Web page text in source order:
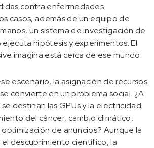
contra enfermedades
casos, además de un equipo de
un sistema de investigación de
hipótesis y experimentos. El
imagina está cerca de ese mundo.
escenario, la asignación de recursos
convierte en un problema social. ¿A
destinan las GPUs y la electricidad
del cáncer, cambio climático,
de anuncios? Aunque la
descubrimiento científico, la